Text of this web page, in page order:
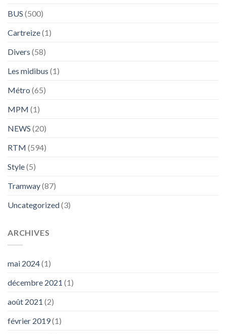
BUS (500)
Cartreize(1)
Divers (58)
Les midibus (1)
Métro (65)
MPM (1)
NEWS (20)
RTM (594)
Style(5)
Tramway(87)
Uncategorized(3)
ARCHIVES
mai 2024(1)
décembre 2021 (1)
août 2021 (2)
février 2019(1)